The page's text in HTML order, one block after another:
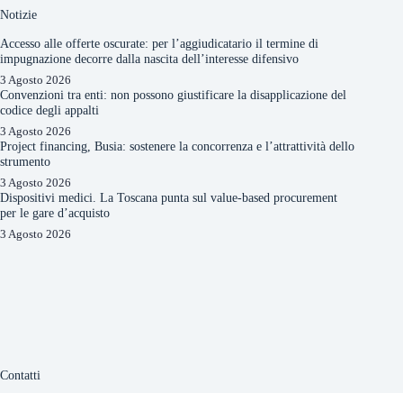
Notizie
Accesso alle offerte oscurate: per l’aggiudicatario il termine di
impugnazione decorre dalla nascita dell’interesse difensivo
3 Agosto 2026
Convenzioni tra enti: non possono giustificare la disapplicazione del
codice degli appalti
3 Agosto 2026
Project financing, Busia: sostenere la concorrenza e l’attrattività dello
strumento
3 Agosto 2026
Dispositivi medici. La Toscana punta sul value-based procurement
per le gare d’acquisto
3 Agosto 2026
Contatti